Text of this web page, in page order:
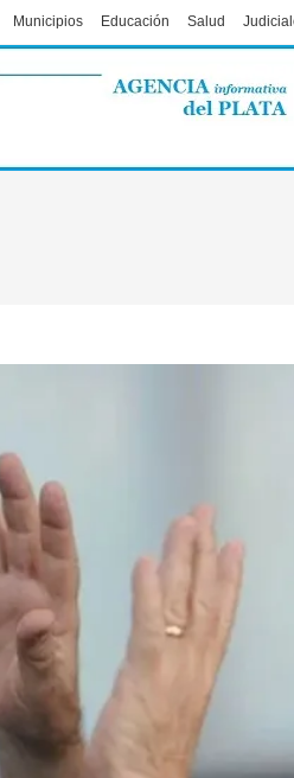
Municipios Educación Salud